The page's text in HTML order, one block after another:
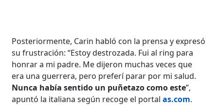
Posteriormente, Carin habló con la prensa y expresó
su frustración: “Estoy destrozada. Fui al ring para
honrar a mi padre. Me dijeron muchas veces que
era una guerrera, pero preferí parar por mi salud.
Nunca había sentido un puñetazo como este”,
apuntó la italiana según recoge el portalas.com.